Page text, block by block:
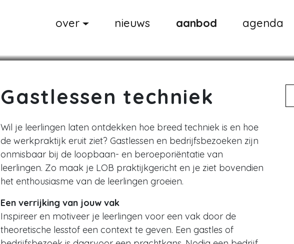
over nieuws aanbod agenda
Gastlessen techniek
Wil je leerlingen laten ontdekken hoe breed techniek is en hoe
de werkpraktijk eruit ziet? Gastlessen en bedrijfsbezoeken zijn
onmisbaar bij de loopbaan- en beroeporiëntatie van
leerlingen. Zo maak je LOB praktijkgericht en je ziet bovendien
het enthousiasme van de leerlingen groeien.
Een verrijking van jouw vak
Inspireer en motiveer je leerlingen voor een vak door de
theoretische lesstof een context te geven. Een gastles of